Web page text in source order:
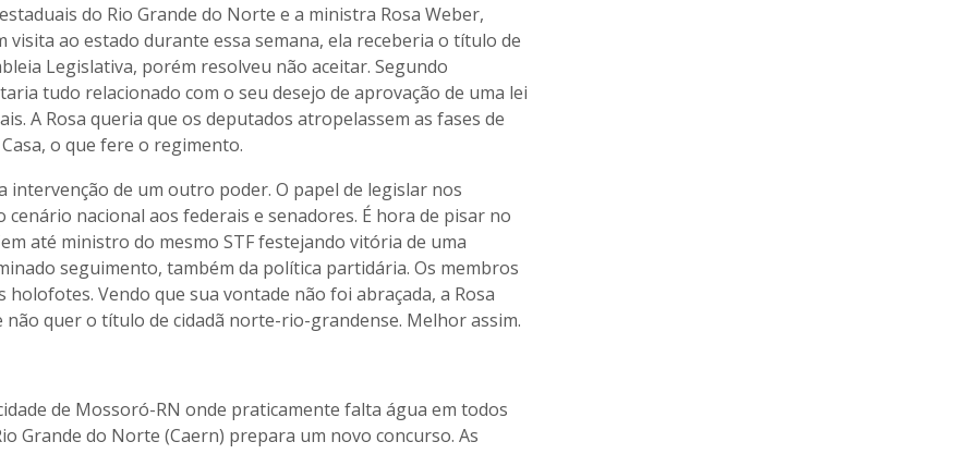
do Rio Grande do Norte e a ministra Rosa Weber,
visita ao estado durante essa semana, ela receberia o título de
Legislativa, porém resolveu não aceitar. Segundo
tudo relacionado com o seu desejo de aprovação de uma lei
A Rosa queria que os deputados atropelassem as fases de
o que fere o regimento.
de um outro poder. O papel de legislar nos
nacional aos federais e senadores. É hora de pisar no
até ministro do mesmo STF festejando vitória de uma
seguimento, também da política partidária. Os membros
Vendo que sua vontade não foi abraçada, a Rosa
quer o título de cidadã norte-rio-grandense. Melhor assim.
de Mossoró-RN onde praticamente falta água em todos
Grande do Norte (Caern) prepara um novo concurso. As